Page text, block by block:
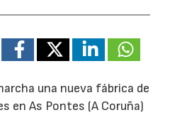
una nueva fábrica de
en As Pontes (A Coruña)